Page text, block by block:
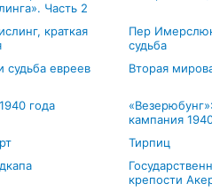
Часть 2
краткая
Пер
судьба
судьба евреев
Вторая
года
кампания
Тирпиц
крепости